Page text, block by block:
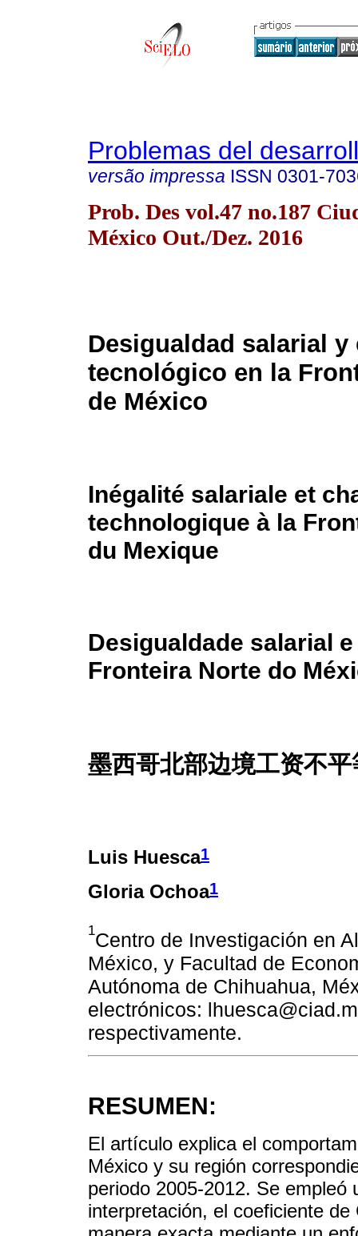
Problemas del
versão impressa ISSN 0301-
Prob. Des vol.47 no.187
México Out./Dez. 2016
Desigualdad salarial y
tecnológico en la
de México
Inégalité salariale et
technologique à la
du Mexique
Desigualdade salarial
Fronteira Norte do
墨西哥北部边境工资不
Luis Huesca1
Gloria Ochoa1
1Centro de Investigación en
México, y Facultad de
Autónoma de Chihuahua,
electrónicos:
respectivamente.
RESUMEN:
El artículo explica el
México y su región
periodo 2005-2012. Se
interpretación, el coeficiente